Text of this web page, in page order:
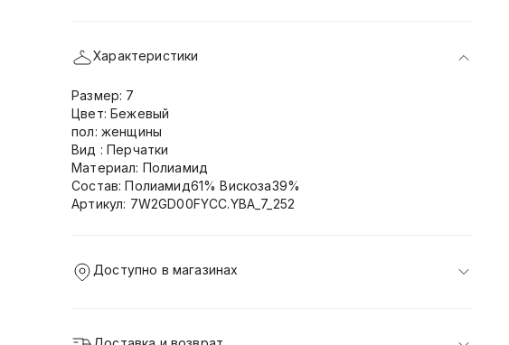
Характеристики
Размер: 7
Цвет: Бежевый
пол: женщины
Вид : Перчатки
Материал: Полиамид
Состав: Полиамид61% Вискоза39%
Артикул: 7W2GD00FYCC.YBA_7_252
Доступно в магазинах